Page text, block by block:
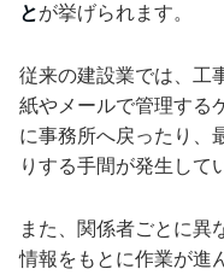
とが挙げられます。
従来の建設業では、工
紙やメールで管理する
に事務所へ戻ったり、
りする手間が発生して
また、関係者ごとに異
情報をもとに作業が進